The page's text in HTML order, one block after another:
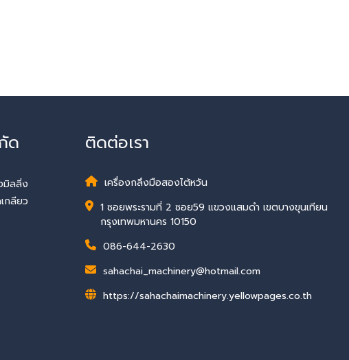
ด
มิลลิ่ง
กลียว
ติดต่อเรา
เครื่องกลึงมือสองไต้หวัน
1 ซอยพระรามที่ 2 ซอย59 แขวงแสมดำ เขตบางขุนเทียน
กรุงเทพมหานคร 10150
086-644-2630
sahachai_machinery@hotmail.com
https://sahachaimachinery.yellowpages.co.th